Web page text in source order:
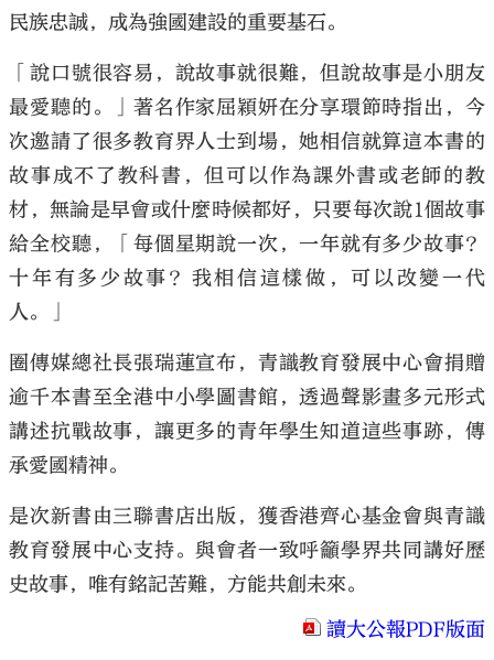
民族忠誠，成為強國建設的重要基石。
「說口號很容易，說故事就很難，但說故事是小朋友
最愛聽的。」著名作家屈穎妍在分享環節時指出，今
次邀請了很多教育界人士到場，她相信就算這本書的
故事成不了教科書，但可以作為課外書或老師的教
材，無論是早會或什麼時候都好，只要每次說1個故事
給全校聽，「每個星期說一次，一年就有多少故事？
十年有多少故事？我相信這樣做，可以改變一代
人。」
圈傳媒總社長張瑞蓮宣布，青識教育發展中心會捐贈
逾千本書至全港中小學圖書館，透過聲影畫多元形式
講述抗戰故事，讓更多的青年學生知道這些事跡，傳
承愛國精神。
是次新書由三聯書店出版，獲香港齊心基金會與青識
教育發展中心支持。與會者一致呼籲學界共同講好歷
史故事，唯有銘記苦難，方能共創未來。
讀大公報PDF版面